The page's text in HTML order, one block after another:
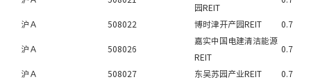
园REIT
沪Ａ 508022 博时津开产园REIT 0.7
沪Ａ 508026
嘉实中国电建清洁能源
REIT
0.7
沪Ａ 508027 东吴苏园产业REIT 0.7